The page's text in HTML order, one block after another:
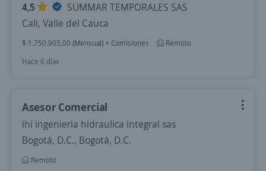
4,5
SUMMAR TEMPORALES SAS
Cali, Valle del Cauca
$ 1.750.905,00 (Mensual) + Comisiones
Remoto
Hace 6 días
Asesor Comercial
ihi ingenieria hidraulica integral sas
Bogotá, D.C., Bogotá, D.C.
Remoto